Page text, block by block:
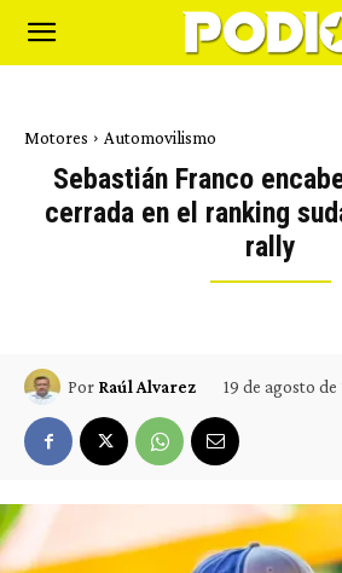
Motores Automovilismo
Sebastián Franco
cerrada en el ranking
rally
Por Raúl Alvarez 19 de agosto de